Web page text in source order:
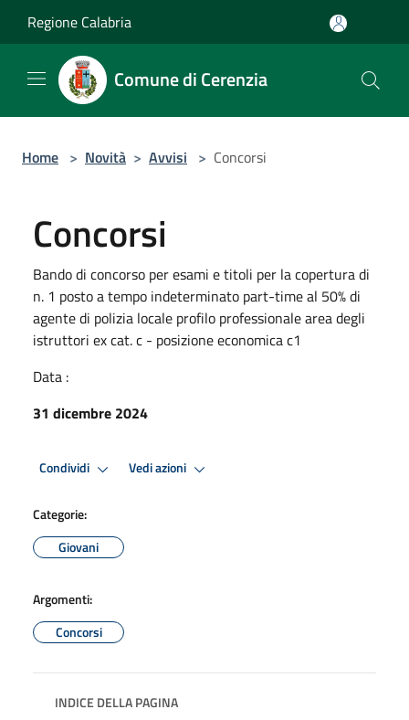
Regione Calabria
Comune di Cerenzia
Home > Novità > Avvisi > Concorsi
Concorsi
Bando di concorso per esami e titoli per la copertura di
n. 1 posto a tempo indeterminato part-time al 50% di
agente di polizia locale profilo professionale area degli
istruttori ex cat. c - posizione economica c1
Data :
31 dicembre 2024
Condividi Vedi azioni
Categorie:
Giovani
Argomenti:
Concorsi
INDICE DELLA PAGINA